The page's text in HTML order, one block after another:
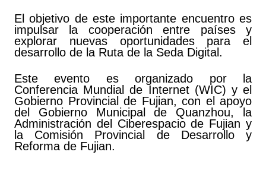
El objetivo de este importante encuentro es
impulsar la cooperación entre países y
explorar nuevas oportunidades para el
desarrollo de la Ruta de la Seda Digital.
Este evento es organizado por la
Conferencia Mundial de Internet (WIC) y el
Gobierno Provincial de Fujian, con el apoyo
del Gobierno Municipal de Quanzhou, la
Administración del Ciberespacio de Fujian y
la Comisión Provincial de Desarrollo y
Reforma de Fujian.